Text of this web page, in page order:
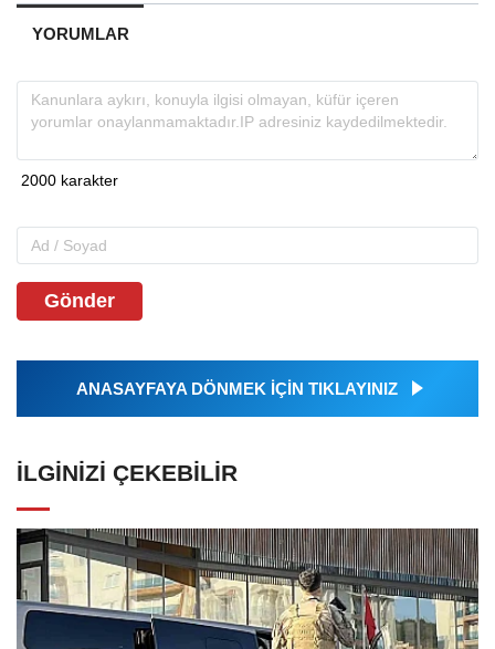
YORUMLAR
Gönder
ANASAYFAYA DÖNMEK İÇİN TIKLAYINIZ
İLGINIZI ÇEKEBILIR